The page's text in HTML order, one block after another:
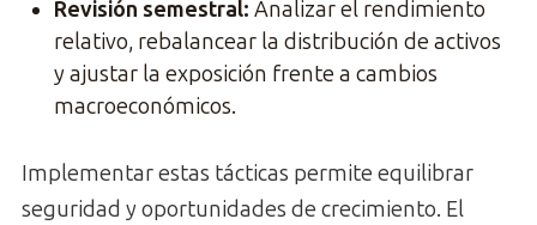
Revisión semestral: Analizar el rendimiento
relativo, rebalancear la distribución de activos
y ajustar la exposición frente a cambios
macroeconómicos.
Implementar estas tácticas permite equilibrar
seguridad y oportunidades de crecimiento. El